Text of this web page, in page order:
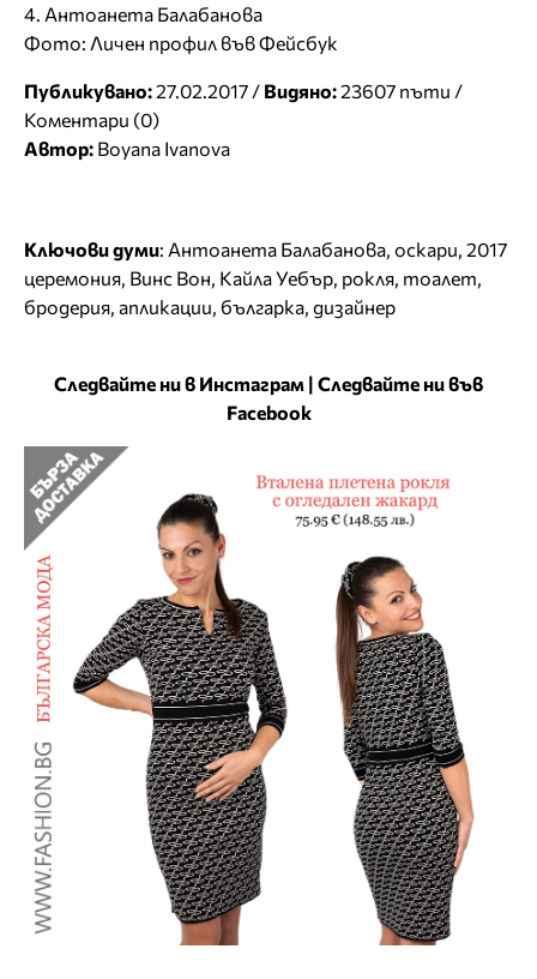
4. Антоанета Балабанова
Фото: Личен профил във Фейсбук
Публикувано:27.02.2017 / Видяно:23607 пъти /
Коментари (0)
Автор: Boyana Ivanova
Ключови думи: Антоанета Балабанова оскари 2017
церемония Винс Вон Кайла Уебър рокля тоалет
бродерия апликации българка дизайнер
Следвайте ни в Инстаграм | Следвайте ни във
Facebook